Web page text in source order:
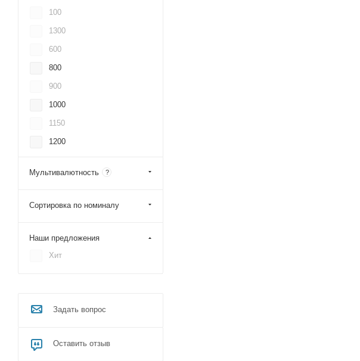
100
1300
600
800
900
1000
1150
1200
Мультивалютность ?
Сортировка по номиналу
Наши предложения
Хит
Задать вопрос
Оставить отзыв